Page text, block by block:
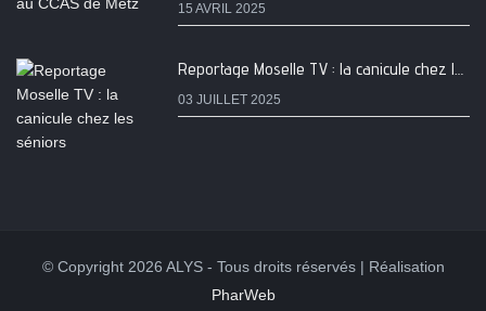
15 AVRIL 2025
Reportage Moselle TV : la canicule chez les séniors
03 JUILLET 2025
© Copyright 2026 ALYS - Tous droits réservés | Réalisation
PharWeb